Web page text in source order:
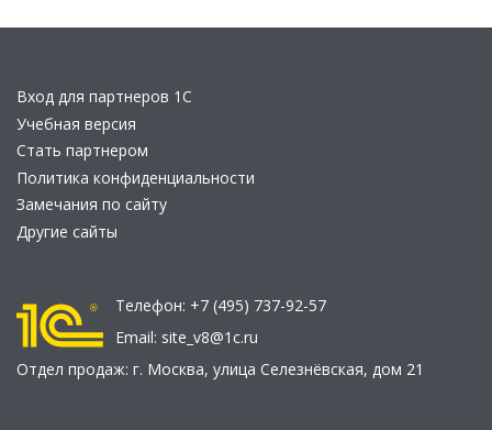
Вход для партнеров 1С
Учебная версия
Стать партнером
Политика конфиденциальности
Замечания по сайту
Другие сайты
Телефон: +7 (495) 737-92-57
Email: site_v8@1c.ru
Отдел продаж: г. Москва, улица Селезнёвская, дом 21